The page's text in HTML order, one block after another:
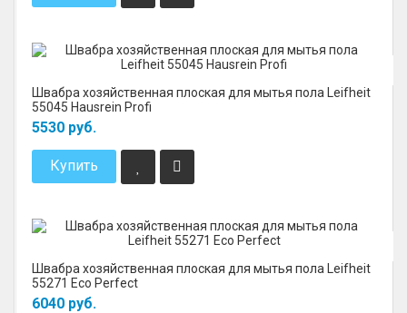
Швабра хозяйственная плоская для мытья пола Leifheit
55045 Hausrein Profi
5530 руб.
Купить
Швабра хозяйственная плоская для мытья пола Leifheit
55271 Eco Perfect
6040 руб.